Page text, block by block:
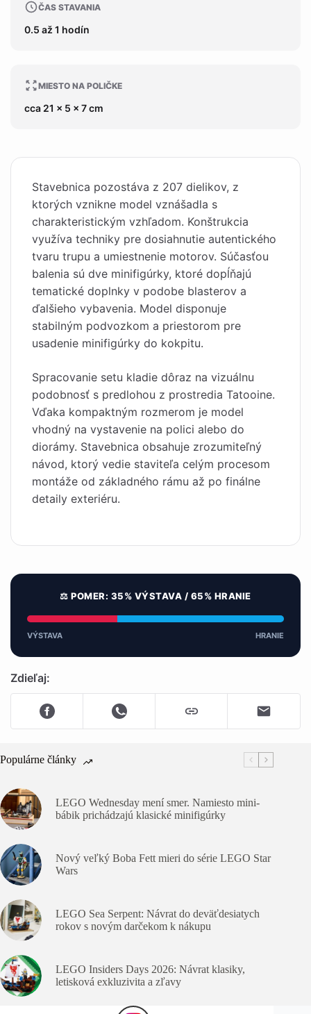
ČAS STAVANIA
0.5 až 1 hodín
MIESTO NA POLIČKE
cca 21 x 5 x 7 cm
Stavebnica pozostáva z 207 dielikov, z
ktorých vznikne model vznášadla s
charakteristickým vzhľadom. Konštrukcia
využíva techniky pre dosiahnutie autentického
tvaru trupu a umiestnenie motorov. Súčasťou
balenia sú dve minifigúrky, ktoré dopĺňajú
tematické doplnky v podobe blasterov a
ďalšieho vybavenia. Model disponuje
stabilným podvozkom a priestorom pre
usadenie minifigúrky do kokpitu.
Spracovanie setu kladie dôraz na vizuálnu
podobnosť s predlohou z prostredia Tatooine.
Vďaka kompaktným rozmerom je model
vhodný na vystavenie na polici alebo do
diorámy. Stavebnica obsahuje zrozumiteľný
návod, ktorý vedie staviteľa celým procesom
montáže od základného rámu až po finálne
detaily exteriéru.
⚖️ POMER: 35% VÝSTAVA / 65% HRANIE
VÝSTAVA HRANIE
Zdieľaj:
Populárne články
LEGO Wednesday mení smer. Namiesto mini-
bábik prichádzajú klasické minifigúrky
Nový veľký Boba Fett mieri do série LEGO Star
Wars
LEGO Sea Serpent: Návrat do deväťdesiatych
rokov s novým darčekom k nákupu
LEGO Insiders Days 2026: Návrat klasiky,
letisková exkluzivita a zľavy